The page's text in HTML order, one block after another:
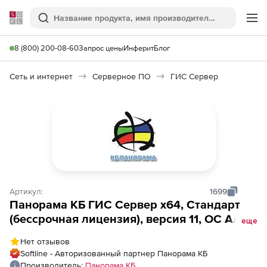
Softline
Поиск
8 (800) 200-08-60Запрос ценыИнферитБлог
Сеть и интернет Серверное ПО ГИС Сервер
Артикул: 1699
Панорама КБ ГИС Сервер x64, Стандарт
(бессрочная лицензия), версия 11, ОС Альт
до 25 клиентов
еще
Нет отзывов
Softline - Авторизованный партнер Панорама КБ